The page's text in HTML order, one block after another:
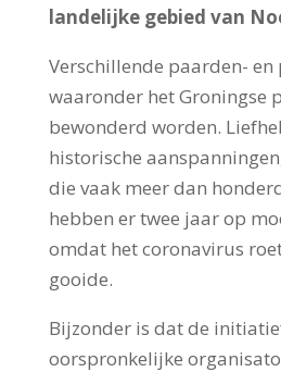
landelijke gebied van
Verschillende paarden- en
waaronder het Groningse
bewonderd worden.
historische
die vaak meer dan
hebben er twee jaar op
omdat het coronavirus
gooide.
Bijzonder is dat de
oorspronkelijke